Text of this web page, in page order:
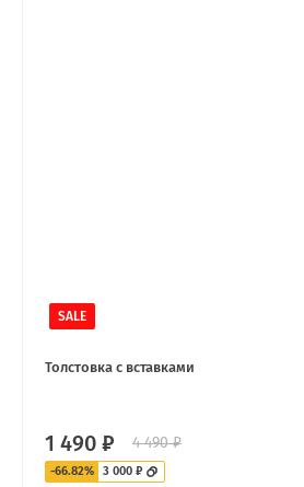
SALE
Толстовка с вставками
1 490 ₽ 4 490 ₽
-66.82% 3 000 ₽